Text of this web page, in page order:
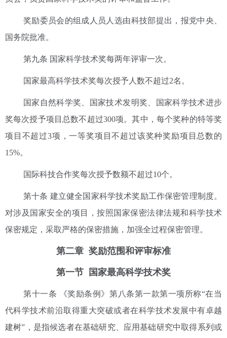
奖励委员会的组成人员人选由科技部提出，报党中央、
国务院批准。
第九条 国家科学技术奖每两年评审一次。
国家最高科学技术奖每次授予人数不超过2名。
国家自然科学奖、国家技术发明奖、国家科学技术进步
奖每次授予项目总数不超过300项。其中，每个奖种的特等奖
项目不超过3项，一等奖项目不超过该奖种奖励项目总数的
15%。
国际科技合作奖每次授予数额不超过10个。
第十条 建立健全国家科学技术奖励工作保密管理制度。
对涉及国家安全的项目，按照国家保密法律法规和科学技术
保密规定，采取严格的保密措施，加强全过程保密管理。
第二章 奖励范围和评审标准
第一节 国家最高科学技术奖
第十一条 《奖励条例》第八条第一款第一项所称“在当
代科学技术前沿取得重大突破或者在科学技术发展中有卓越
建树”，是指候选者在基础研究、应用基础研究中取得系列或